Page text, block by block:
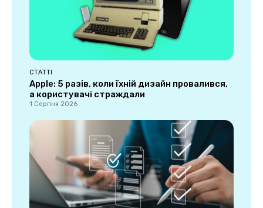
СТАТТІ
Apple: 5 разів, коли їхній дизайн провалився,
а користувачі страждали
1 Серпня 2026